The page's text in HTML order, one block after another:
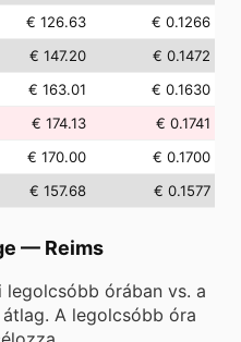
€ 126.63
€ 0.1266
€ 147.20
€ 0.1472
€ 163.01
€ 0.1630
€ 174.13
€ 0.1741
€ 170.00
€ 0.1700
€ 157.68 € 0.1577
— Reims
órában vs. a
A legolcsóbb óra